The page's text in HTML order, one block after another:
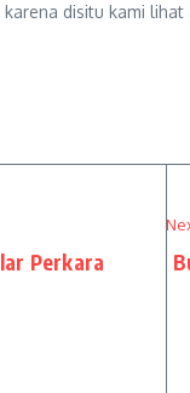
disitu kami
Perkara